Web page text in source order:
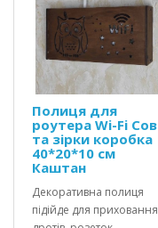
Полиця для
роутера Wi-Fi
та зірки коробка
40*20*10 см
Каштан
Декоративна полиця
підійде для приховання